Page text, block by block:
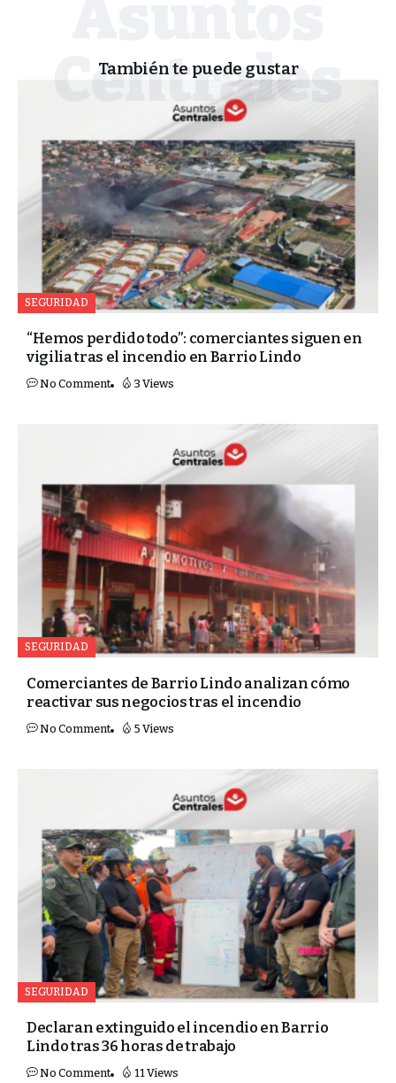
También te puede gustar
SEGURIDAD
“Hemos perdido todo”: comerciantes siguen en
vigilia tras el incendio en Barrio Lindo
No Comment 3 Views
SEGURIDAD
Comerciantes de Barrio Lindo analizan cómo
reactivar sus negocios tras el incendio
No Comment 5 Views
SEGURIDAD
Declaran extinguido el incendio en Barrio
Lindo tras 36 horas de trabajo
No Comment 11 Views